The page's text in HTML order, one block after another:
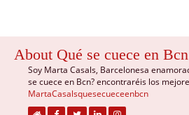
About Qué se cuece en Bcn
Soy Marta Casals, Barcelonesa
se cuece en Bcn? encontraréis los
MartaCasalsquesecueceenbcn